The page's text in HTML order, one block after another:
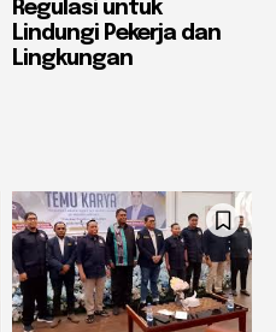
Regulasi untuk
Lindungi Pekerja dan
Lingkungan